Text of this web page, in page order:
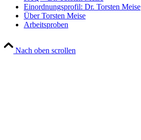
Einordnungsprofil: Dr. Torsten Meise
Über Torsten Meise
Arbeitsproben
Nach oben scrollen